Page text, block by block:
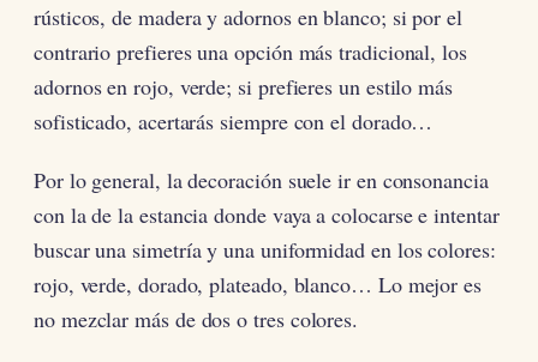
rústicos, de madera y adornos en blanco; si por el
contrario prefieres una opción más tradicional, los
adornos en rojo, verde; si prefieres un estilo más
sofisticado, acertarás siempre con el dorado…
Por lo general, la decoración suele ir en consonancia
con la de la estancia donde vaya a colocarse e intentar
buscar una simetría y una uniformidad en los colores:
rojo, verde, dorado, plateado, blanco… Lo mejor es
no mezclar más de dos o tres colores.